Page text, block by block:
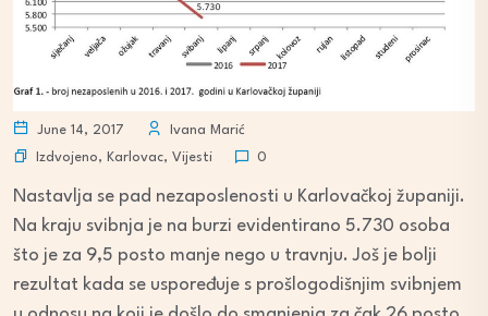
June 14, 2017
Ivana Marić
Izdvojeno, Karlovac, Vijesti 0
Nastavlja se pad nezaposlenosti u Karlovačkoj županiji.
Na kraju svibnja je na burzi evidentirano 5.730 osoba
što je za 9,5 posto manje nego u travnju. Još je bolji
rezultat kada se uspoređuje s prošlogodišnjim svibnjem